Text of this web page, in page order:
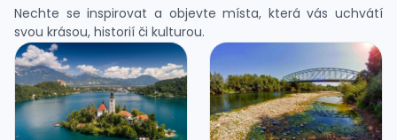
Nechte se inspirovat a objevte místa, která vás uchvátí
svou krásou, historií či kulturou.